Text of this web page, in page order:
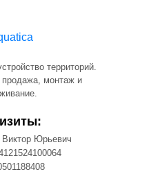
территорий.
продажа, монтаж и
Юрьевич